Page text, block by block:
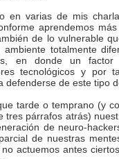
en varias de mis
aprendemos
de lo vulnerable
totalmente
en donde un factor
tecnológicos y por
defenderse de este tipo
tarde o temprano (y
tres párrafos atrás)
de neuro-
de nuestras
actuemos antes